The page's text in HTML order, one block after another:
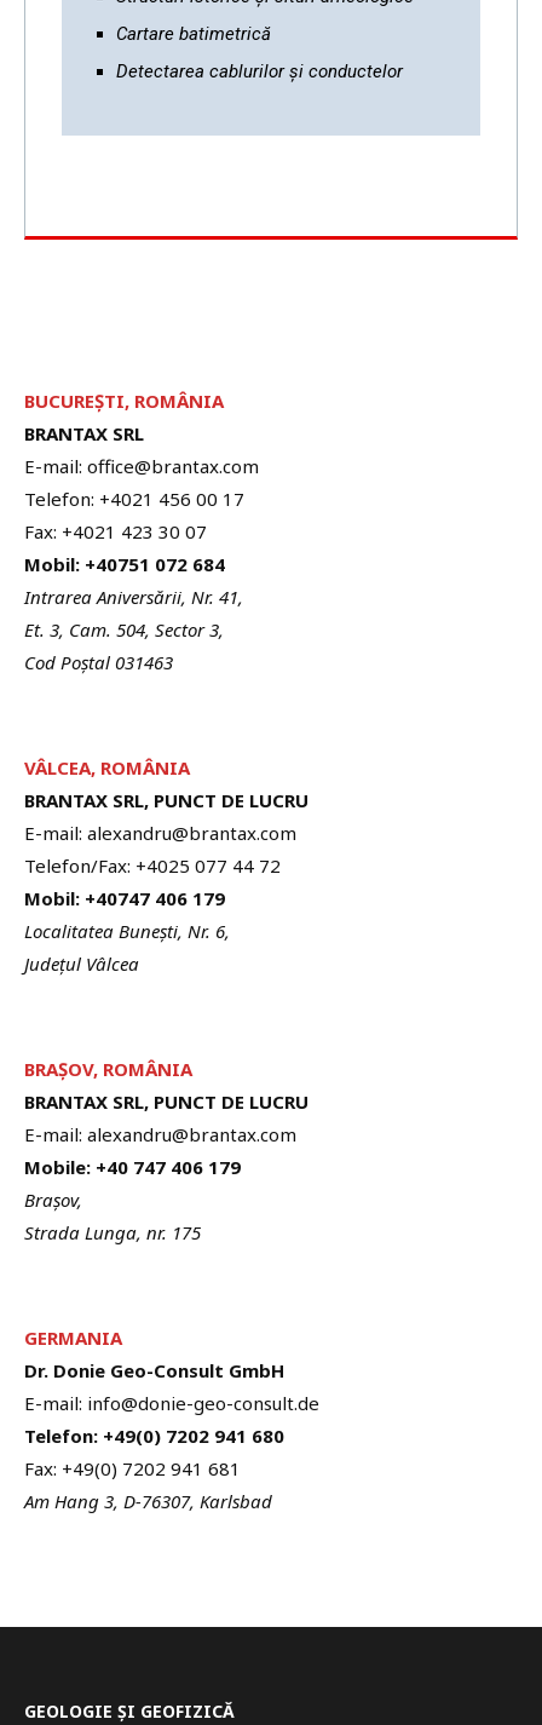
Cartare batimetrică
Detectarea cablurilor și conductelor
BUCUREȘTI, ROMÂNIA
BRANTAX SRL
E-mail: office@brantax.com
Telefon: +4021 456 00 17
Fax: +4021 423 30 07
Mobil: +40751 072 684
Intrarea Aniversării, Nr. 41,
Et. 3, Cam. 504, Sector 3,
Cod Poștal 031463
VÂLCEA, ROMÂNIA
BRANTAX SRL, PUNCT DE LUCRU
E-mail: alexandru@brantax.com
Telefon/Fax: +4025 077 44 72
Mobil: +40747 406 179
Localitatea Bunești, Nr. 6,
Județul Vâlcea
BRAȘOV, ROMÂNIA
BRANTAX SRL, PUNCT DE LUCRU
E-mail: alexandru@brantax.com
Mobile: +40 747 406 179
Brașov,
Strada Lunga, nr. 175
GERMANIA
Dr. Donie Geo-Consult GmbH
E-mail: info@donie-geo-consult.de
Telefon: +49(0) 7202 941 680
Fax: +49(0) 7202 941 681
Am Hang 3, D-76307, Karlsbad
GEOLOGIE ȘI GEOFIZICĂ